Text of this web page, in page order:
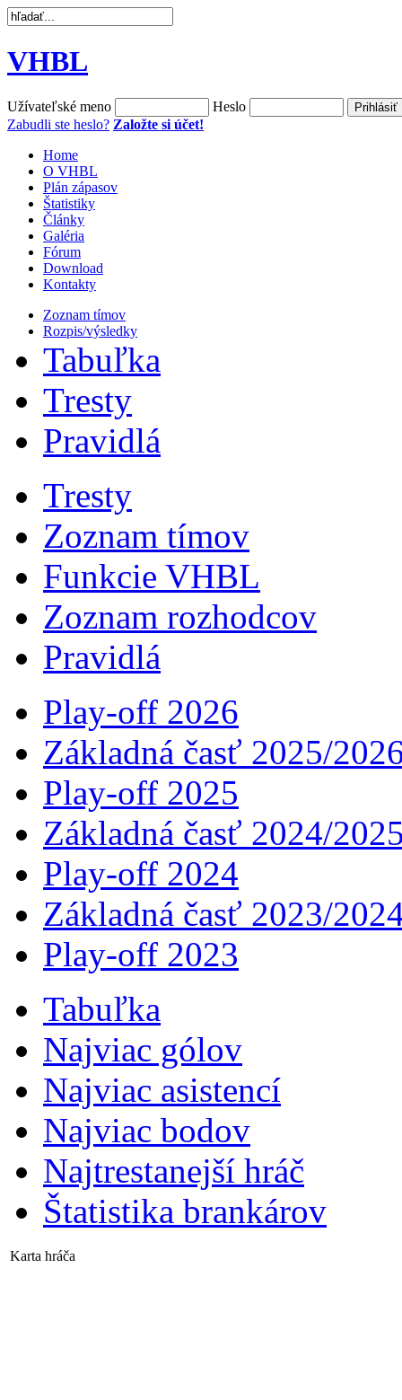
VHBL
Užívateľské meno
Heslo
Zabudli ste heslo? Založte si účet!
Home
O VHBL
Plán zápasov
Štatistiky
Články
Galéria
Fórum
Download
Kontakty
Zoznam tímov
Rozpis/výsledky
Tabuľka
Tresty
Pravidlá
Tresty
Zoznam tímov
Funkcie VHBL
Zoznam rozhodcov
Pravidlá
Play-off 2026
Základná časť 2025/
Play-off 2025
Základná časť 2024/
Play-off 2024
Základná časť 2023/
Play-off 2023
Tabuľka
Najviac gólov
Najviac asistencí­
Najviac bodov
Najtrestanejší hráč
Štatistika brankárov
Karta hráča